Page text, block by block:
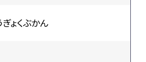
ぎょくぶかん